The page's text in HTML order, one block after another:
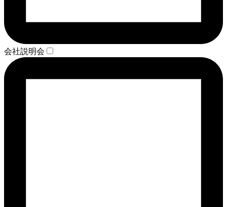
会社説明会